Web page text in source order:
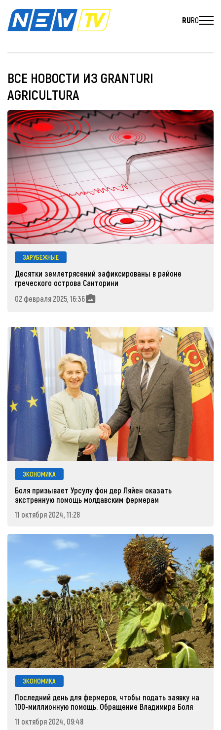
RURO
ВСЕ НОВОСТИ ИЗ GRANTURI
AGRICULTURA
ЗАРУБЕЖНЫЕ
Десятки землетрясений зафиксированы в районе
греческого острова Санторини
02 февраля 2025, 16:36
ЭКОНОМИКА
Боля призывает Урсулу фон дер Ляйен оказать
экстренную помощь молдавским фермерам
11 октября 2024, 11:28
ЭКОНОМИКА
Последний день для фермеров, чтобы подать заявку на
100-миллионную помощь. Обращение Владимира Боля
11 октября 2024, 09:48